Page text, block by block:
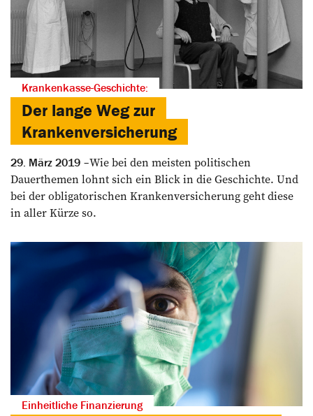
Krankenkasse-Geschichte:
Der lange Weg zur
Krankenversicherung
29. März 2019
Wie bei den meisten politischen
Dauerthemen lohnt sich ein Blick in die Geschichte. Und
bei der obligatorischen Krankenversicherung geht diese
in aller Kürze so.
Einheitliche Finanzierung